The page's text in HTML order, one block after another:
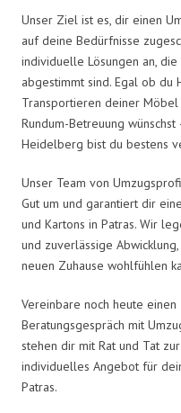
Unser Ziel ist es, dir einen
auf deine Bedürfnisse
individuelle Lösungen an,
abgestimmt sind. Egal ob du
Transportieren deiner
Rundum-Betreuung
Heidelberg bist du bestens
Unser Team von
Gut um und garantiert dir
und Kartons in Patras. Wir
und zuverlässige
neuen Zuhause wohlfühlen
Vereinbare noch heute
Beratungsgespräch mit
stehen dir mit Rat und Tat
individuelles Angebot für
Patras.